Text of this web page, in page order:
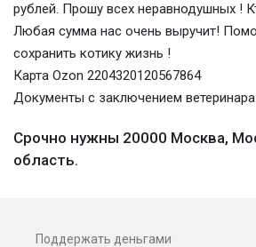
рублей. Прошу всех неравнодушных !
Любая сумма нас очень выручит!
сохранить котику жизнь !
Карта Ozon 2204320120567864
Документы с заключением
Срочно нужны 20000 Москва,
область.
Поддержать деньгами